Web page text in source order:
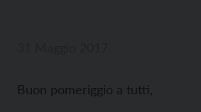
Buon pomeriggio a tutti,